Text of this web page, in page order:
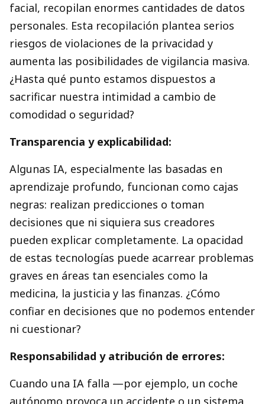
facial, recopilan enormes cantidades de datos
personales. Esta recopilación plantea serios
riesgos de violaciones de la privacidad y
aumenta las posibilidades de vigilancia masiva.
¿Hasta qué punto estamos dispuestos a
sacrificar nuestra intimidad a cambio de
comodidad o seguridad?
Transparencia y explicabilidad:
Algunas IA, especialmente las basadas en
aprendizaje profundo, funcionan como cajas
negras: realizan predicciones o toman
decisiones que ni siquiera sus creadores
pueden explicar completamente. La opacidad
de estas tecnologías puede acarrear problemas
graves en áreas tan esenciales como la
medicina, la justicia y las finanzas. ¿Cómo
confiar en decisiones que no podemos entender
ni cuestionar?
Responsabilidad y atribución de errores:
Cuando una IA falla —por ejemplo, un coche